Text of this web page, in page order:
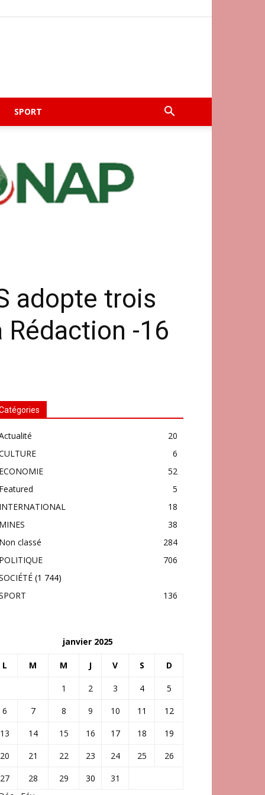
SPORT
adopte trois
-16
20
6
ECONOMIE
52
Featured
5
INTERNATIONAL
18
MINES
38
Non classé
284
POLITIQUE
706
(1 744)
136
janvier 2025
L M M J V S D
1 2 3 4
5
6
7 8 9 10 11
12
13
14 15 16 17 18
19
20
21 22 23 24 25
26
27
28 29 30
31